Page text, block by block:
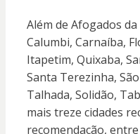
Além de Afogados
Calumbi, Carnaíba,
Itapetim, Quixaba,
Santa Terezinha,
Talhada, Solidão,
mais treze cidades
recomendação,